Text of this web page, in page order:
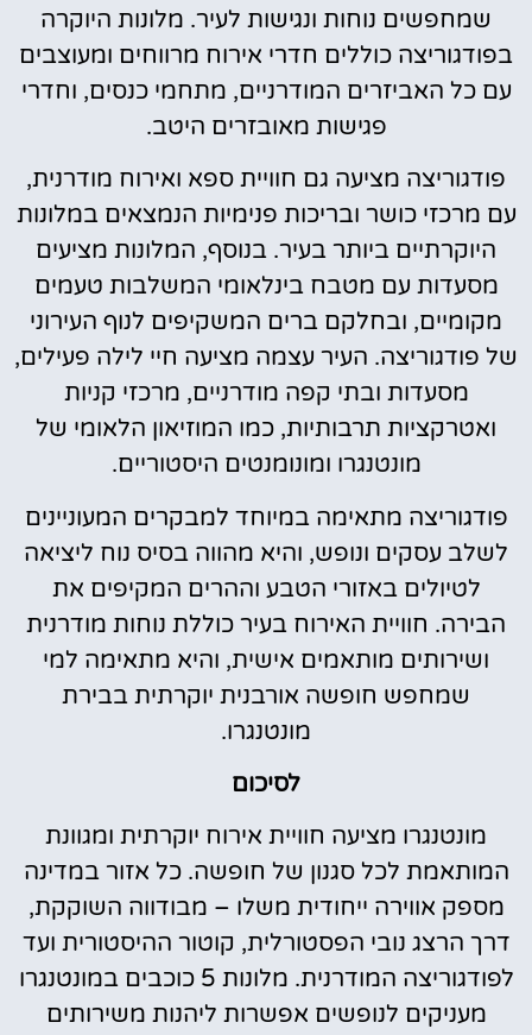
שמחפשים נוחות ונגישות לעיר. מלונות היוקרה
בפודגוריצה כוללים חדרי אירוח מרווחים ומעוצבים
עם כל האביזרים המודרניים, מתחמי כנסים, וחדרי
פגישות מאובזרים היטב.
פודגוריצה מציעה גם חוויית ספא ואירוח מודרנית,
עם מרכזי כושר ובריכות פנימיות הנמצאים במלונות
היוקרתיים ביותר בעיר. בנוסף, המלונות מציעים
מסעדות עם מטבח בינלאומי המשלבות טעמים
מקומיים, ובחלקם ברים המשקיפים לנוף העירוני
של פודגוריצה. העיר עצמה מציעה חיי לילה פעילים,
מסעדות ובתי קפה מודרניים, מרכזי קניות
ואטרקציות תרבותיות, כמו המוזיאון הלאומי של
מונטנגרו ומונומנטים היסטוריים.
פודגוריצה מתאימה במיוחד למבקרים המעוניינים
לשלב עסקים ונופש, והיא מהווה בסיס נוח ליציאה
לטיולים באזורי הטבע וההרים המקיפים את
הבירה. חוויית האירוח בעיר כוללת נוחות מודרנית
ושירותים מותאמים אישית, והיא מתאימה למי
שמחפש חופשה אורבנית יוקרתית בבירת
מונטנגרו.
לסיכום
מונטנגרו מציעה חוויית אירוח יוקרתית ומגוונת
המותאמת לכל סגנון של חופשה. כל אזור במדינה
מספק אווירה ייחודית משלו – מבודווה השוקקת,
דרך הרצג נובי הפסטורלית, קוטור ההיסטורית ועד
לפודגוריצה המודרנית. מלונות 5 כוכבים במונטנגרו
מעניקים לנופשים אפשרות ליהנות משירותים